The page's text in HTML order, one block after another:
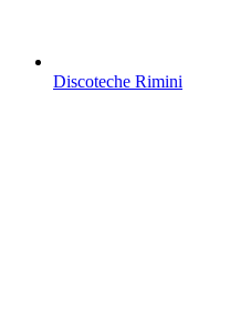
Discoteche Rimini